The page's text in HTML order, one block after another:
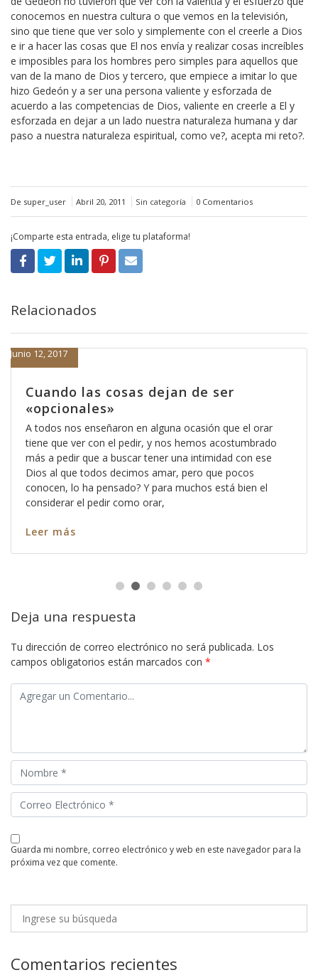
conocemos en nuestra cultura o que vemos en la televisión,
sino que tiene que ver solo y simplemente con el creerle a Dios
e ir a hacer las cosas que El nos envía y realizar cosas increíbles
e imposibles para los hombres pero simples para aquellos que
van de la mano de Dios y tercero, que empiece a imitar lo que
hizo Gedeón y a ser una persona valiente y esforzada de
acuerdo a las competencias de Dios, valiente en creerle a El y
esforzada en dejar a un lado nuestra naturaleza humana y dar
paso a nuestra naturaleza espiritual, como ve?, acepta mi reto?.
De super_user Abril 20, 2011 Sin categoría 0 Comentarios
¡Comparte esta entrada, elige tu plataforma!
Relacionados
Cuando las cosas dejan de ser
«opcionales»
Junio 12, 2017
A todos nos enseñaron en alguna ocasión que el orar
tiene que ver con el pedir, y nos hemos acostumbrado
más a pedir que a buscar tener una intimidad con ese
Dios al que todos decimos amar, pero que pocos
conocen, lo ha pensado? Y para muchos está bien el
considerar el pedir como orar,
Leer más
Deja una respuesta
Tu dirección de correo electrónico no será publicada. Los
campos obligatorios están marcados con *
guarda mi nombre, correo electrónico y web en este navegador para la
próxima vez que comente.
Comentarios recientes